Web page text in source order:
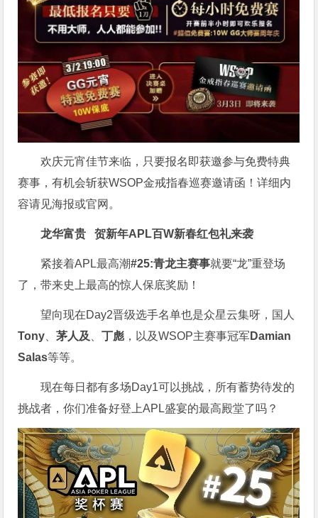
欢庆元宵佳节来临，只要报名即获邀参与免费特典
赛事，有机会斩获WSOP金戒指春巡赛邀请函！详细内
容请见海报或官网。
龙华富贵 贺新年APL百W新春红包礼来袭
紧接着APL最高潮#25:青龙主赛事就要“龙”重登场
了，带来史上最高的惊人保底奖励！
望向现在Day2晋级选手名单也是众星云集呀，国人
Tony 、茅人及 、丁彪 ，以及WSOP主赛事冠军Damian
Salas等等。
现在每日都有多场Day1可以挑战，所有蓄势待发的
挑战者，你们准备好登上APL盛宴的最高殿堂了吗？